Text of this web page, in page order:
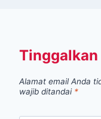
Tinggalkan
Alamat email Anda
wajib ditandai *